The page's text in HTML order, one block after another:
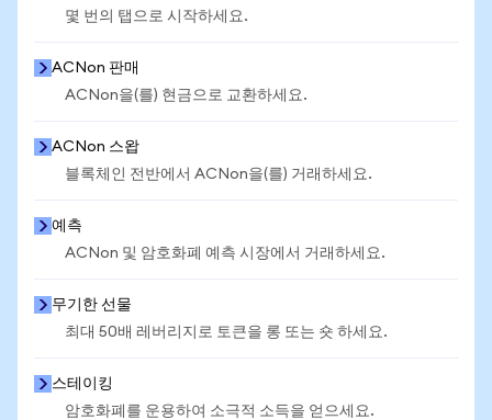
몇 번의 탭으로 시작하세요.
ACNon 판매
ACNon을(를) 현금으로 교환하세요.
ACNon 스왑
블록체인 전반에서 ACNon을(를) 거래하세요.
예측
ACNon 및 암호화폐 예측 시장에서 거래하세요.
무기한 선물
최대 50배 레버리지로 토큰을 롱 또는 숏 하세요.
스테이킹
암호화폐를 운용하여 소극적 소득을 얻으세요.